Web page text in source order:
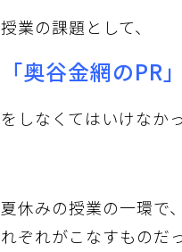
授業の課題として、
「奥谷金網のPR」
をしなくてはいけなか
夏休みの授業の一環で
れぞれがこなすものだ